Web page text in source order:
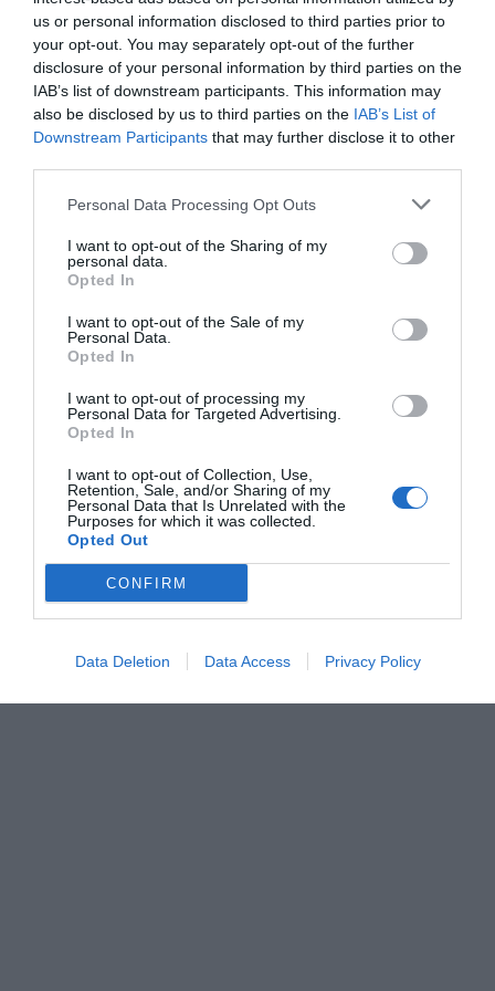
us or personal information disclosed to third parties prior to
your opt-out. You may separately opt-out of the further
disclosure of your personal information by third parties on the
IAB’s list of downstream participants. This information may
also be disclosed by us to third parties on the IAB’s List of
Downstream Participants that may further disclose it to other
Personal Data Processing Opt Outs
I want to opt-out of the Sharing of my
personal data.
Opted In
I want to opt-out of the Sale of my
Personal Data.
Opted In
I want to opt-out of processing my
Personal Data for Targeted Advertising.
Opted In
I want to opt-out of Collection, Use,
Retention, Sale, and/or Sharing of my
Personal Data that Is Unrelated with the
Purposes for which it was collected.
Opted Out
CONFIRM
Data Deletion Data Access Privacy Policy